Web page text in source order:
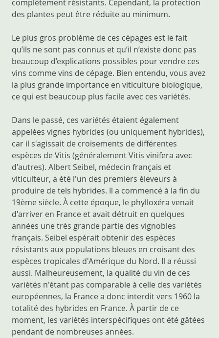
complètement résistants. Cependant, la protection
des plantes peut être réduite au minimum.
Le plus gros problème de ces cépages est le fait
qu’ils ne sont pas connus et qu’il n’existe donc pas
beaucoup d’explications possibles pour vendre ces
vins comme vins de cépage. Bien entendu, vous avez
la plus grande importance en viticulture biologique,
ce qui est beaucoup plus facile avec ces variétés.
Dans le passé, ces variétés étaient également
appelées vignes hybrides (ou uniquement hybrides),
car il s'agissait de croisements de différentes
espèces de Vitis (généralement Vitis vinifera avec
d'autres). Albert Seibel, médecin français et
viticulteur, a été l'un des premiers éleveurs à
produire de tels hybrides. Il a commencé à la fin du
19ème siècle. À cette époque, le phylloxéra venait
d'arriver en France et avait détruit en quelques
années une très grande partie des vignobles
français. Seibel espérait obtenir des espèces
résistants aux populations bleues en croisant des
espèces tropicales d'Amérique du Nord. Il a réussi
aussi. Malheureusement, la qualité du vin de ces
variétés n'étant pas comparable à celle des variétés
européennes, la France a donc interdit vers 1960 la
totalité des hybrides en France. À partir de ce
moment, les variétés interspécifiques ont été gâtées
pendant de nombreuses années.